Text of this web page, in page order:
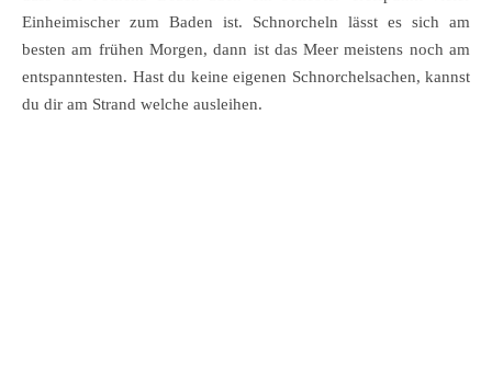
Einheimischer zum Baden ist. Schnorcheln lässt es sich am
besten am frühen Morgen, dann ist das Meer meistens noch am
entspanntesten. Hast du keine eigenen Schnorchelsachen, kannst
du dir am Strand welche ausleihen.